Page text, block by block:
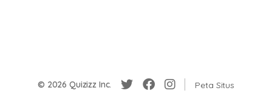
© 2026 Quizizz Inc. Peta Situs